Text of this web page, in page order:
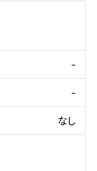
-
-
なし